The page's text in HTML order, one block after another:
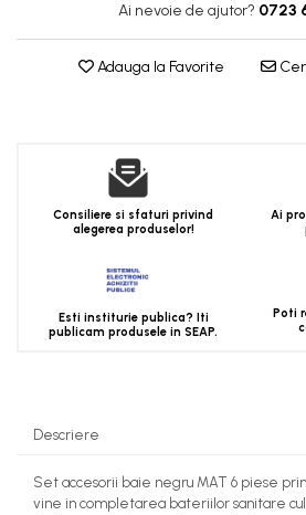
Ai nevoie de ajutor? 0723
Adauga la Favorite
Consiliere si sfaturi privind
alegerea produselor!
Ai
Esti institurie publica? Iti
publicam produsele in SEAP.
Poti
Descriere
Set accesorii baie negru MAT 6 piese
vine in completarea bateriilor sanitare